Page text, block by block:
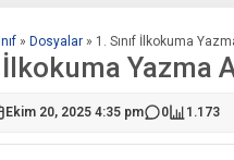
» Dosyalar » 1. Sınıf İlkokuma
İlkokuma Yazma
Ekim 20, 2025 4:35 pm 0 1.173